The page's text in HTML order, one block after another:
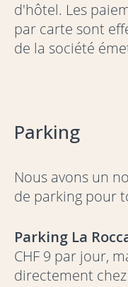
d'hôtel. Les
par carte sont
de la société
Parking
Nous avons un
de parking pour
Parking La
CHF 9 par jour,
directement